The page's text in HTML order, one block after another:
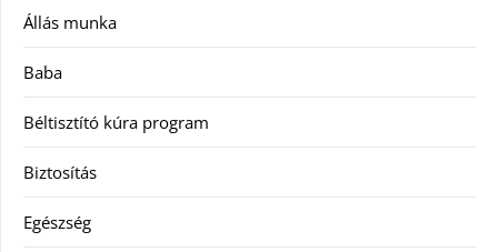
Állás munka
Baba
Béltisztító kúra program
Biztosítás
Egészség